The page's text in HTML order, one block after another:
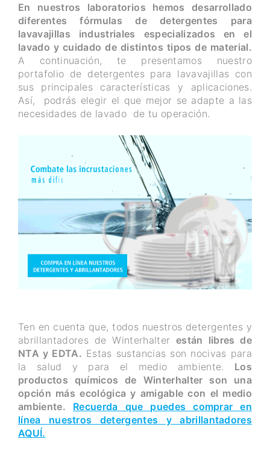
En nuestros laboratorios hemos desarrollado
diferentes fórmulas de detergentes para
lavavajillas industriales especializados en el
lavado y cuidado de distintos tipos de material.
A continuación, te presentamos nuestro
portafolio de detergentes para lavavajillas con
sus principales características y aplicaciones.
Así, podrás elegir el que mejor se adapte a las
necesidades de lavado de tu operación.
Ten en cuenta que, todos nuestros detergentes y
abrillantadores de Winterhalterestán libres de
NTA y EDTA. Estas sustancias son nocivas para
la salud y para el medio ambiente. Los
productos químicos de Winterhalter son una
opción más ecológica y amigable con el medio
ambiente. Recuerda que puedes comprar en
línea nuestros detergentes y abrillantadores
AQUÍ.